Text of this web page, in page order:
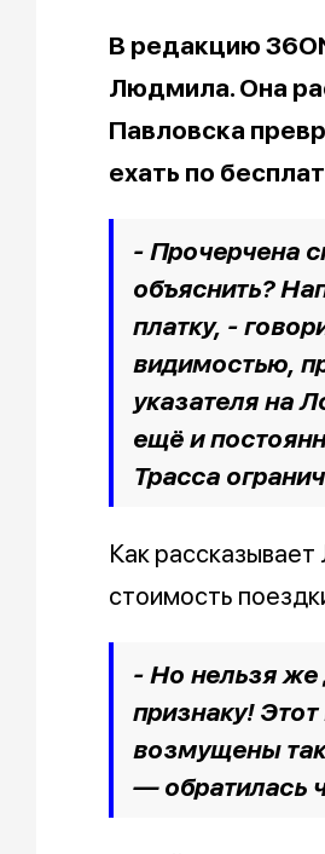
В редакцию
Людмила. Она
Павловска
ехать по
- Прочерчена
объяснить?
платку, -
видимостью,
указателя на
ещё и
Трасса
Как
стоимость
- Но нельзя же
признаку!
возмущены
— обратилась